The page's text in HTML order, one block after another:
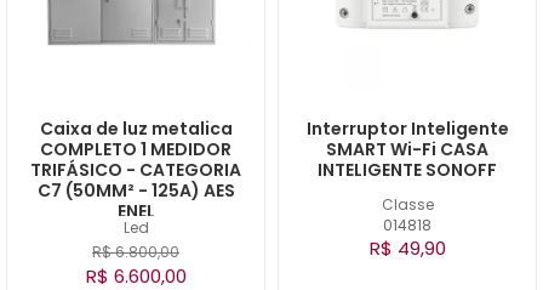
Led
Caixa de luz metalica
COMPLETO 1 MEDIDOR
TRIFÁSICO - CATEGORIA
C7 (50MM² - 125A) AES
ENEL
R$ 6.800,00
R$ 6.600,00
Classe
014818
Interruptor Inteligente
SMART Wi-Fi CASA
INTELIGENTE SONOFF
R$ 49,90